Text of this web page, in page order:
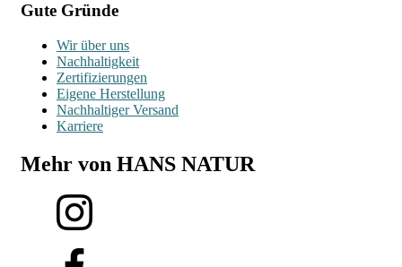
Gute Gründe
Wir über uns
Nachhaltigkeit
Zertifizierungen
Eigene Herstellung
Nachhaltiger Versand
Karriere
Mehr von HANS NATUR